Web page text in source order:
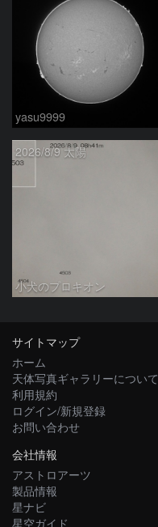
yasu9999
2026/8/9 太陽
小犬のプロキオン
サイトマップ
ホーム
天体写真ギャラリーについて
利用規約
ログイン/新規登録
お問い合わせ
会社情報
アストロアーツ
製品情報
星ナビ
星空ガイド